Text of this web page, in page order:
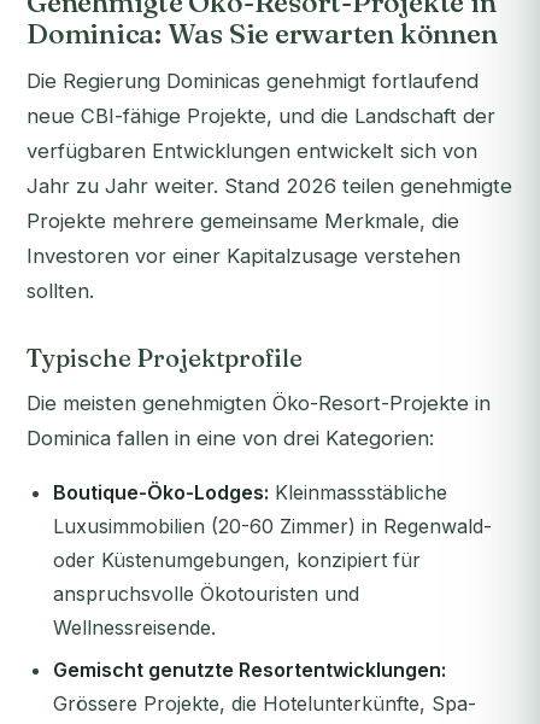
Dominica: Was Sie erwarten können
Die Regierung Dominicas genehmigt fortlaufend
neue CBI-fähige Projekte, und die Landschaft der
verfügbaren Entwicklungen entwickelt sich von
Jahr zu Jahr weiter. Stand 2026 teilen genehmigte
Projekte mehrere gemeinsame Merkmale, die
Investoren vor einer Kapitalzusage verstehen
sollten.
Typische Projektprofile
Die meisten genehmigten Öko-Resort-Projekte in
Dominica fallen in eine von drei Kategorien:
Boutique-Öko-Lodges: Kleinmassstäbliche
Luxusimmobilien (20-60 Zimmer) in Regenwald-
oder Küstenumgebungen, konzipiert für
anspruchsvolle Ökotouristen und
Wellnessreisende.
Gemischt genutzte Resortentwicklungen:
Grössere Projekte, die Hotelunterkünfte, Spa-